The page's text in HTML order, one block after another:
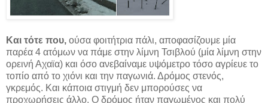
Και τότε που, ούσα φοιτήτρια πάλι, αποφασίζουμε μία
παρέα 4 ατόμων να πάμε στην λίμνη Τσιβλού (μία λίμνη στην
ορεινή Αχαϊα) και όσο ανεβαίναμε υψόμετρο τόσο αγρίευε το
τοπίο από το χιόνι και την παγωνιά. Δρόμος στενός,
γκρεμός. Και κάποια στιγμή δεν μπορούσες να
προχωρήσεις άλλο. Ο δρόμος ήταν παγωμένος και πολύ